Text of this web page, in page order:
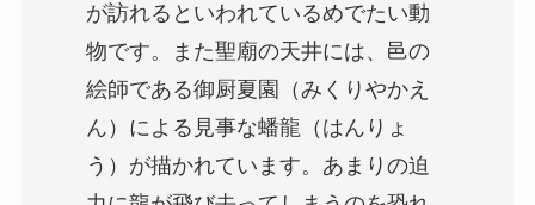
が訪れるといわれているめでたい動
物です。また聖廟の天井には、邑の
絵師である御厨夏園（みくりやかえ
ん）による見事な蟠龍（はんりょ
う）が描かれています。あまりの迫